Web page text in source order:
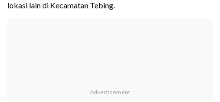
lokasi lain di Kecamatan Tebing.